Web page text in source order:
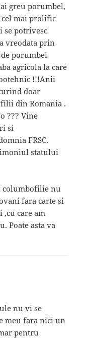
greu porumbel,
cel mai prolific
se potrivesc
vreodata prin
porumbei
agricola la care
!!!Anii
doar
din Romania .
??? Vine
si
FRSC.
statului
columbofilie nu
fara carte si
care am
Poate asta va
nu vi se
meu fara nici un
pentru